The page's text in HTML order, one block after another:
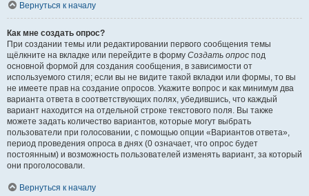
Вернуться к началу
Как мне создать опрос?
При создании темы или редактировании первого сообщения темы
щёлкните на вкладке или перейдите в форму Создать опрос под
основной формой для создания сообщения, в зависимости от
используемого стиля; если вы не видите такой вкладки или формы, то вы
не имеете прав на создание опросов. Укажите вопрос и как минимум два
варианта ответа в соответствующих полях, убедившись, что каждый
вариант находится на отдельной строке текстового поля. Вы также
можете задать количество вариантов, которые могут выбрать
пользователи при голосовании, с помощью опции «Вариантов ответа»,
период проведения опроса в днях (0 означает, что опрос будет
постоянным) и возможность пользователей изменять вариант, за который
они проголосовали.
Вернуться к началу